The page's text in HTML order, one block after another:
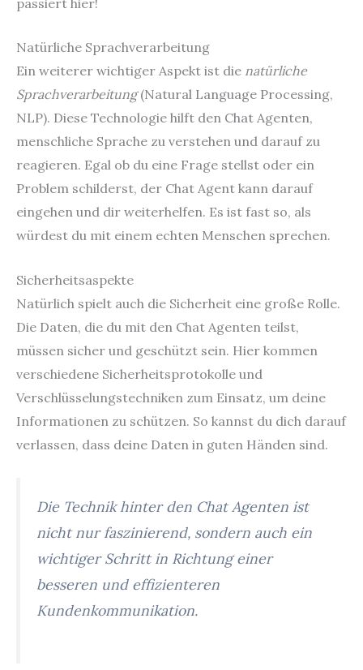
Natürliche Sprachverarbeitung
Ein weiterer wichtiger Aspekt ist die natürliche
Sprachverarbeitung(Natural Language Processing,
NLP). Diese Technologie hilft den Chat Agenten,
menschliche Sprache zu verstehen und darauf zu
reagieren. Egal ob du eine Frage stellst oder ein
Problem schilderst, der Chat Agent kann darauf
eingehen und dir weiterhelfen. Es ist fast so, als
würdest du mit einem echten Menschen sprechen.
Sicherheitsaspekte
Natürlich spielt auch die Sicherheit eine große Rolle.
Die Daten, die du mit den Chat Agenten teilst,
müssen sicher und geschützt sein. Hier kommen
verschiedene Sicherheitsprotokolle und
Verschlüsselungstechniken zum Einsatz, um deine
Informationen zu schützen. So kannst du dich darauf
verlassen, dass deine Daten in guten Händen sind.
Die Technik hinter den Chat Agenten ist
nicht nur faszinierend, sondern auch ein
wichtiger Schritt in Richtung einer
besseren und effizienteren
Kundenkommunikation.